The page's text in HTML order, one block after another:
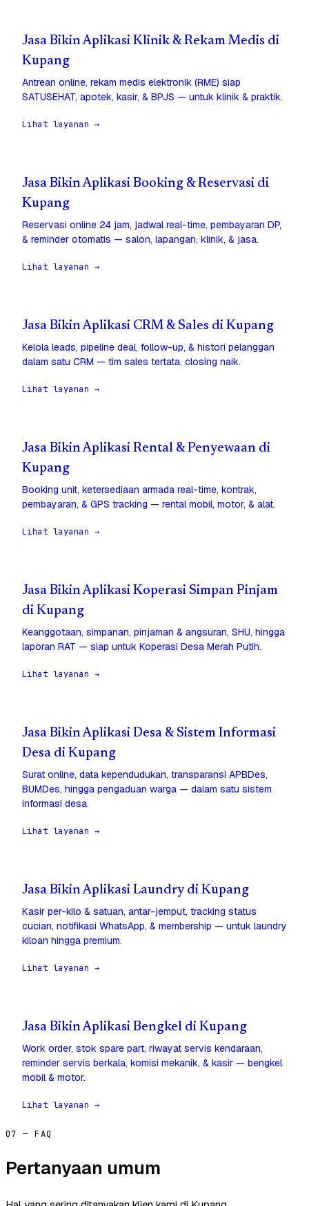
Jasa Bikin Aplikasi Klinik & Rekam Medis di
Kupang
Antrean online, rekam medis elektronik (RME) siap
SATUSEHAT, apotek, kasir, & BPJS — untuk klinik & praktik.
Lihat layanan →
Jasa Bikin Aplikasi Booking & Reservasi di
Kupang
Reservasi online 24 jam, jadwal real-time, pembayaran DP,
& reminder otomatis — salon, lapangan, klinik, & jasa.
Lihat layanan →
Jasa Bikin Aplikasi CRM & Sales di Kupang
Kelola leads, pipeline deal, follow-up, & histori pelanggan
dalam satu CRM — tim sales tertata, closing naik.
Lihat layanan →
Jasa Bikin Aplikasi Rental & Penyewaan di
Kupang
Booking unit, ketersediaan armada real-time, kontrak,
pembayaran, & GPS tracking — rental mobil, motor, & alat.
Lihat layanan →
Jasa Bikin Aplikasi Koperasi Simpan Pinjam
di Kupang
Keanggotaan, simpanan, pinjaman & angsuran, SHU, hingga
laporan RAT — siap untuk Koperasi Desa Merah Putih.
Lihat layanan →
Jasa Bikin Aplikasi Desa & Sistem Informasi
Desa di Kupang
Surat online, data kependudukan, transparansi APBDes,
BUMDes, hingga pengaduan warga — dalam satu sistem
informasi desa.
Lihat layanan →
Jasa Bikin Aplikasi Laundry di Kupang
Kasir per-kilo & satuan, antar-jemput, tracking status
cucian, notifikasi WhatsApp, & membership — untuk laundry
kiloan hingga premium.
Lihat layanan →
Jasa Bikin Aplikasi Bengkel di Kupang
Work order, stok spare part, riwayat servis kendaraan,
reminder servis berkala, komisi mekanik, & kasir — bengkel
mobil & motor.
Lihat layanan →
07 — FAQ
Pertanyaan umum